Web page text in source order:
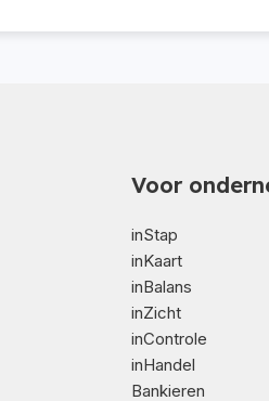
Voor
inStap
inKaart
inBalans
inZicht
inControle
inHandel
Bankieren